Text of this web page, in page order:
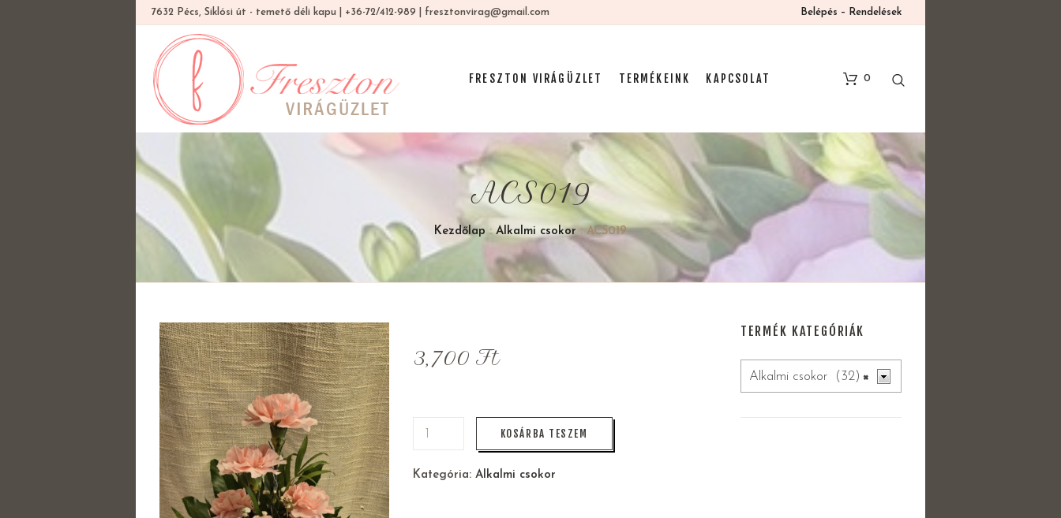
Belépés – Rendelések
7632 Pécs, Siklósi út - temető déli kapu | +36-72/412-989 | fresztonvirag@gmail.com
0
FRESZTON VIRÁGÜZLET TERMÉKEINK KAPCSOLAT
ACS019
Kezdőlap :Alkalmi csokor : ACS019
3,700 Ft
KOSÁRBA TESZEM
Kategória: Alkalmi csokor
TERMÉK KATEGÓRIÁK
×
Alkalmi csokor (32)